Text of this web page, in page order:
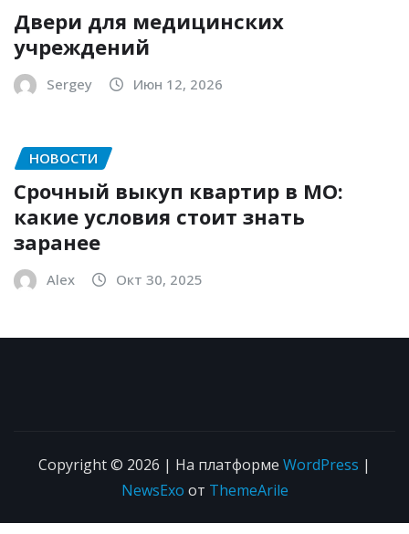
Двери для медицинских
учреждений
Sergey Июн 12, 2026
НОВОСТИ
Срочный выкуп квартир в МО:
какие условия стоит знать
заранее
Alex Окт 30, 2025
Copyright © 2026 | На платформе WordPress |
NewsExo от ThemeArile